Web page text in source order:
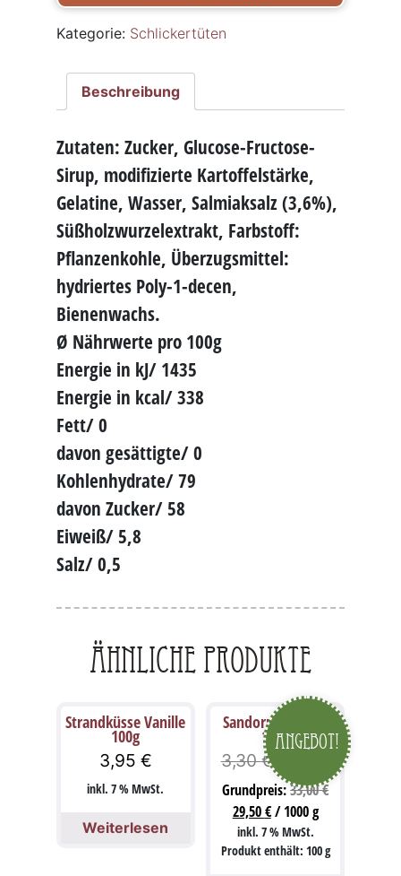
Kategorie: Schlickertüten
Beschreibung
Zutaten: Zucker, Glucose-Fructose-
Sirup, modifizierte Kartoffelstärke,
Gelatine, Wasser, Salmiaksalz (3,6%),
Süßholzwurzelextrakt, Farbstoff:
Pflanzenkohle, Überzugsmittel:
hydriertes Poly-1-decen,
Bienenwachs.
Ø Nährwerte pro 100g
Energie in kJ/ 1435
Energie in kcal/ 338
Fett/ 0
davon gesättigte/ 0
Kohlenhydrate/ 79
davon Zucker/ 58
Eiweiß/ 5,8
Salz/ 0,5
Ähnliche Produkte
Strandküsse Vanille
100g
3,95 €
inkl. 7 % MwSt.
Weiterlesen
Angebot!
Sandornbonbons
100g
3,30€
Ursprünglicher
Preis
war:
3,30 €
Aktueller
Preis
ist:
Grundpreis:33,00€
29,50€/1000g
inkl. 7 % MwSt.
Produkt enthält: 100g